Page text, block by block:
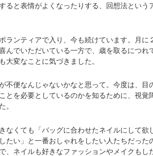
ると表情がよくなったりする、回想法という
ンティアで入り、今も続けています。月に
んでいただいている一方で、歳を取るにつれ
大変なことに気づきました。
便なんじゃないかなと思って。今度は、目
とを必要としているのかを知るために、視覚
。
くても「バッグに合わせたネイルにして欲
たい」と一番おしゃれをしたい人たちだった
ネイルも好きなファッションやメイクもし